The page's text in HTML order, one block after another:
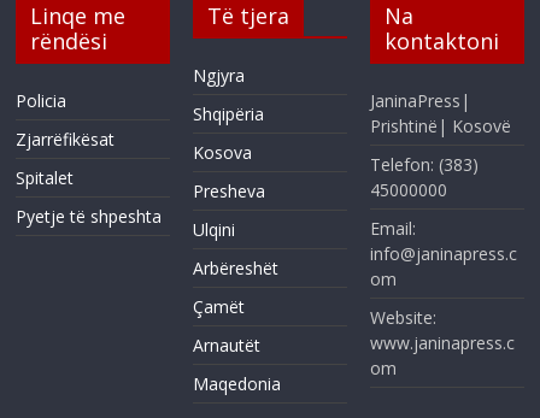
Linqe me
rëndësi
Policia
Zjarrëfikësat
Spitalet
Pyetje të shpeshta
Të tjera
Ngjyra
Shqipëria
Kosova
Presheva
Ulqini
Arbëreshët
Çamët
Arnautët
Maqedonia
Na
kontaktoni
JaninaPress|
Prishtinë| Kosovë
Telefon: (383)
45000000
Email:
info@janinapress.c
om
Website:
www.janinapress.c
om